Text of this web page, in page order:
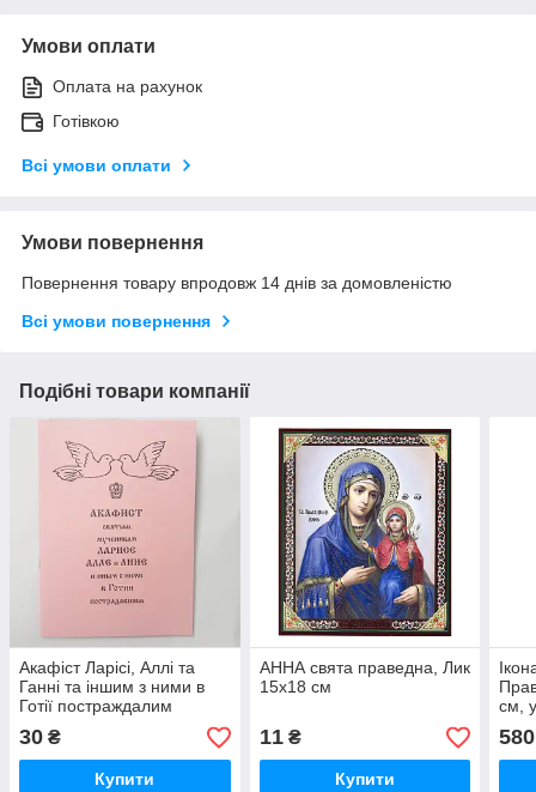
Умови оплати
Оплата на рахунок
Готівкою
Всі умови оплати
Умови повернення
Повернення товару впродовж 14 днів за домовленістю
Всі умови повернення
Подібні товари компанії
Акафіст Ларісі, Аллі та
Ганні та іншим з ними в
Готії постраждалим
святим мученикам
30 ₴
Купити
АННА свята праведна, Лик
15х18 см
11₴
Купити
см, у
580